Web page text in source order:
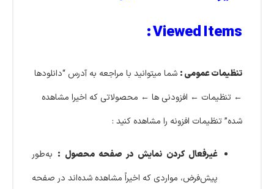
Viewed Items :
تنظیمات عمومی : شما میتوانید با مراجعه به آدرس “دانلودها
← تنظیمات ← افزودنی ها ← محصولاتی که اخیرا مشاهده
شده” تنظیمات افزونه را مشاهده کنید :
غیرفعال کردن نمایش در صفحه محصول : به‌طور
پیش‌فرض، مواردی که اخیراً مشاهده شده‌اند در صفحه